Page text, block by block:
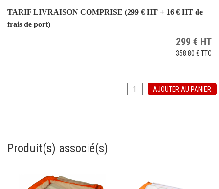
TARIF LIVRAISON COMPRISE (299 € HT + 16 € HT de
frais de port)
299 € HT
358.80 €TTC
AJOUTER AU PANIER
Produit(s) associé(s)